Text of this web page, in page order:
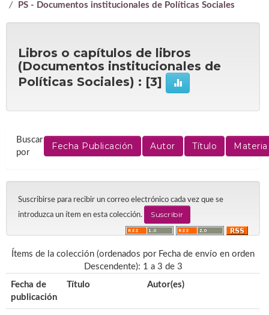
PS - Documentos institucionales de Políticas Sociales
Libros o capítulos de libros
(Documentos institucionales de
Políticas Sociales) : [3]
Buscar
por
Suscribirse para recibir un correo electrónico cada vez que se
introduzca un ítem en esta colección.
Ítems de la colección (ordenados por Fecha de envío en orden
Descendente): 1 a 3 de 3
Fecha de
publicación
Título Autor(es)